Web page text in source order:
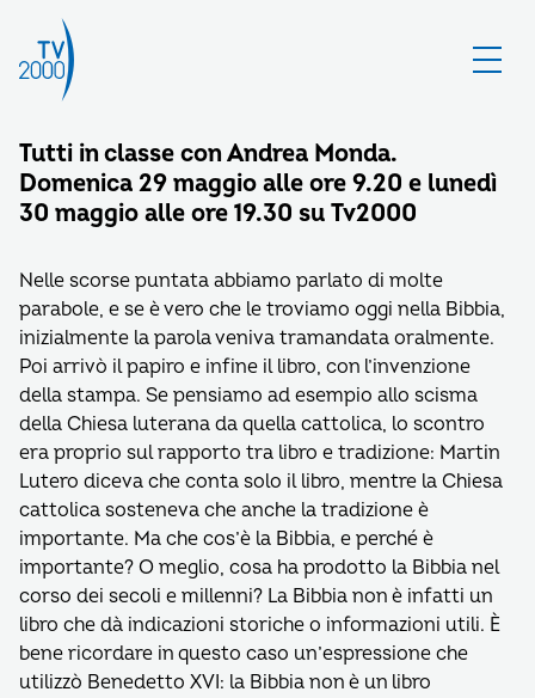
Tutti in classe con Andrea Monda.
Domenica 29 maggio alle ore 9.20 e lunedì
30 maggio alle ore 19.30 su Tv2000
Nelle scorse puntata abbiamo parlato di molte
parabole, e se è vero che le troviamo oggi nella Bibbia,
inizialmente la parola veniva tramandata oralmente.
Poi arrivò il papiro e infine il libro, con l’invenzione
della stampa. Se pensiamo ad esempio allo scisma
della Chiesa luterana da quella cattolica, lo scontro
era proprio sul rapporto tra libro e tradizione: Martin
Lutero diceva che conta solo il libro, mentre la Chiesa
cattolica sosteneva che anche la tradizione è
importante. Ma che cos’è la Bibbia, e perché è
importante? O meglio, cosa ha prodotto la Bibbia nel
corso dei secoli e millenni? La Bibbia non è infatti un
libro che dà indicazioni storiche o informazioni utili. È
bene ricordare in questo caso un’espressione che
utilizzò Benedetto XVI: la Bibbia non è un libro